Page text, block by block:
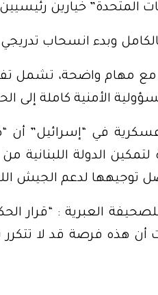
المتحدة” خيارين
بالكامل وبدء انسحاب
مع مهام واضحة، تشمل
الأمنية كاملة إلى
في “إسرائيل” أن
لتمكين الدولة اللبنانية
توجيهها لدعم الجيش
العبرية : “قرار
أن هذه فرصة قد لا